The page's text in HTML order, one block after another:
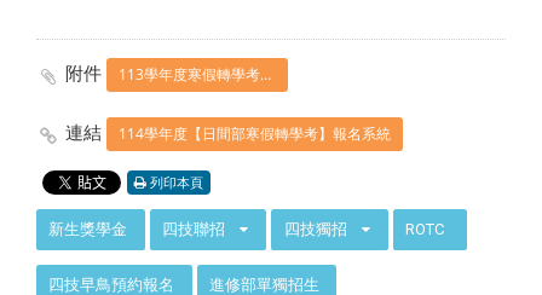
附件 113學年度寒假轉學考簡章
連結 114學年度【日間部寒假轉學考】報名系統
列印本頁
新生獎學金 四技聯招 四技獨招 ROTC
四技早鳥預約報名 進修部單獨招生